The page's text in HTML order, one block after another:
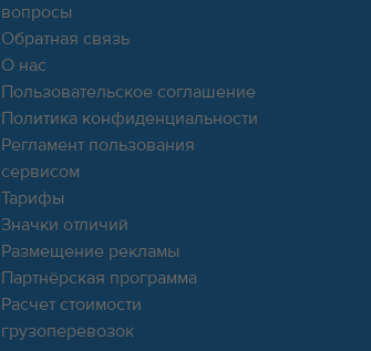
вопросы
Обратная связь
О нас
Пользовательское соглашение
Политика конфиденциальности
Регламент пользования
сервисом
Тарифы
Значки отличий
Размещение рекламы
Партнёрская программа
Расчет стоимости
грузоперевозок